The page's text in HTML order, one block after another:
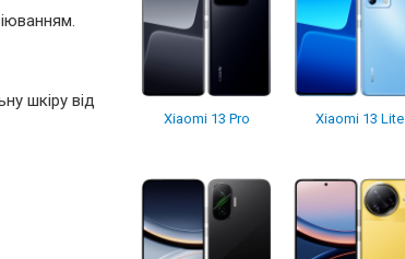
шкіру від
Xiaomi 13 Pro Xiaomi 13 Lite